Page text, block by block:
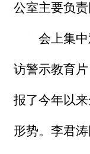
公室主要负责
会上集
访警示教育
报了今年以
形势。李君